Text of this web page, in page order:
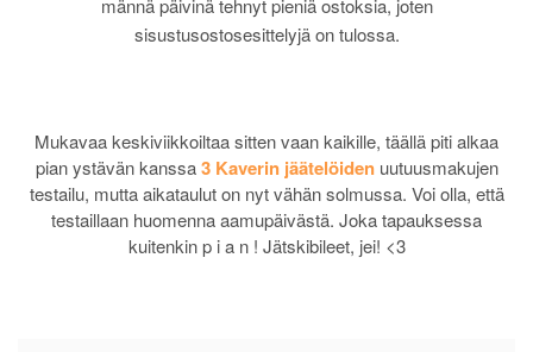
männä päivinä tehnyt pieniä ostoksia, joten
sisustusostosesittelyjä on tulossa.
Mukavaa keskiviikkoiltaa sitten vaan kaikille, täällä piti alkaa
pian ystävän kanssa3 Kaverin jäätelöidenuutuusmakujen
testailu, mutta aikataulut on nyt vähän solmussa. Voi olla, että
testaillaan huomenna aamupäivästä. Joka tapauksessa
kuitenkin p i a n ! Jätskibileet, jei! <3